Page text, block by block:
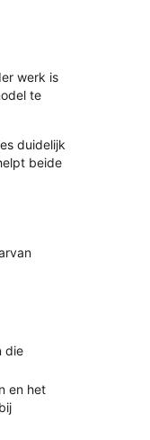
werk is
te
duidelijk
beide
die
en het